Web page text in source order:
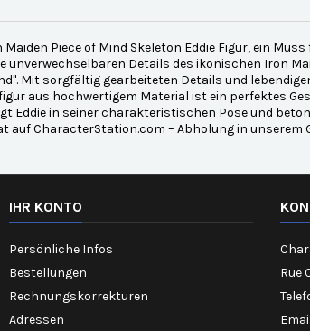
Piece of Mind Skeleton Eddie Figur, ein
unverwechselbaren Details des ikonischen Iron
Mit sorgfältig gearbeiteten Details und
aus hochwertigem Material ist ein perfektes
Eddie in seiner charakteristischen Pose und
auf CharacterStation.com – Abholung in unserem
IHR KONTO
Persönliche Infos
Bestellungen
Rechnungskorrekturen
Adressen
Rue